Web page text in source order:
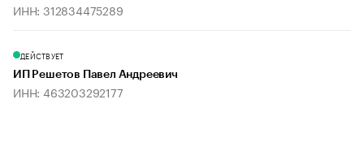
ИНН: 312834475289
ДЕЙСТВУЕТ
ИП Решетов Павел Андреевич
ИНН: 463203292177